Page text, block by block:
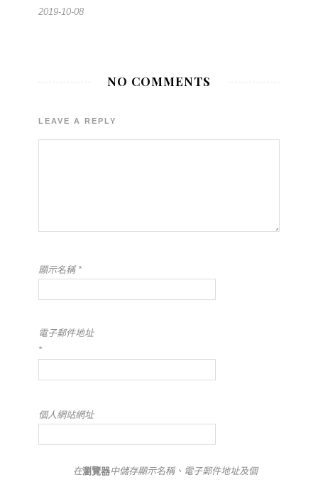
2019-10-08
NO COMMENTS
LEAVE A REPLY
顯示名稱 *
電子郵件地址
*
個人網站網址
在瀏覽器中儲存顯示名稱、電子郵件地址及個